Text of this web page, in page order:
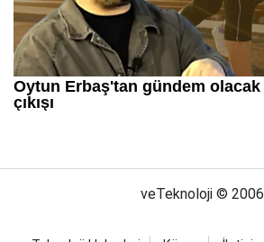
veTeknoloji © 2006